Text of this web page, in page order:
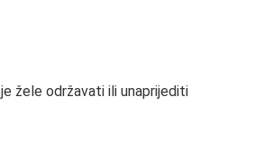
žele održavati ili unaprijediti